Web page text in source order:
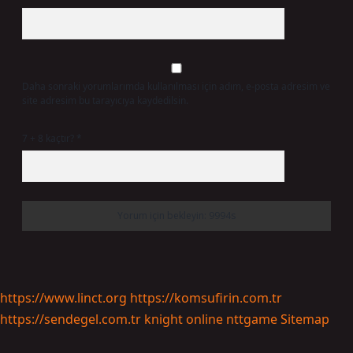
Daha sonraki yorumlarımda kullanılması için adım, e-posta adresim ve
7 + 8 kaçtır?
https://www.linct.org https://komsufirin.com.tr
https://sendegel.com.tr knight online nttgameSitemap